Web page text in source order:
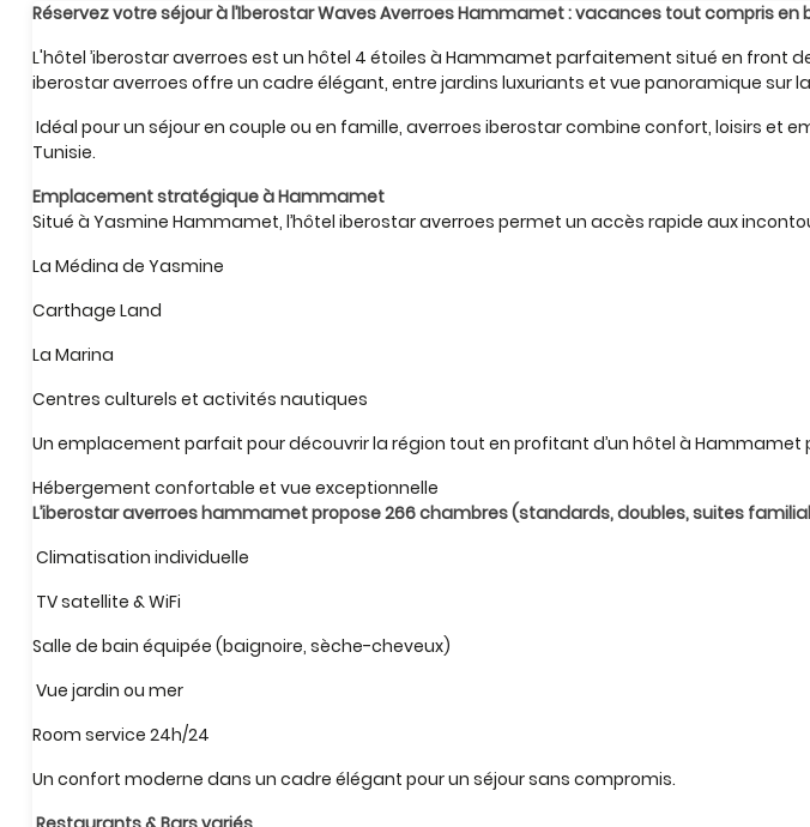
Réservez votre séjour à l’Iberostar Waves Averroes Hammamet : vacances tout compris
L'hôtel ’iberostar averroes est un hôtel 4 étoiles à Hammamet parfaitement situé en
iberostar averroes offre un cadre élégant, entre jardins luxuriants et vue panoramique sur
Idéal pour un séjour en couple ou en famille, averroes iberostar combine confort, loisirs
Tunisie.
Emplacement stratégique à Hammamet
Situé à Yasmine Hammamet, l’hôtel iberostar averroes permet un accès rapide aux
La Médina de Yasmine
Carthage Land
La Marina
Centres culturels et activités nautiques
Un emplacement parfait pour découvrir la région tout en profitant d’un hôtel à Hammamet
Hébergement confortable et vue exceptionnelle
L’iberostar averroes hammamet propose 266 chambres (standards, doubles, suites
Climatisation individuelle
TV satellite & WiFi
Salle de bain équipée (baignoire, sèche-cheveux)
Vue jardin ou mer
Room service 24h/24
Un confort moderne dans un cadre élégant pour un séjour sans compromis.